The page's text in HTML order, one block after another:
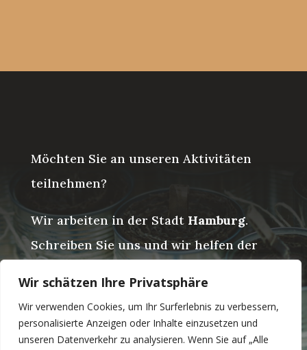
Wir schätzen Ihre Privatsphäre
Wir verwenden Cookies, um Ihr Surferlebnis zu verbessern,
personalisierte Anzeigen oder Inhalte einzusetzen und
unseren Datenverkehr zu analysieren. Wenn Sie auf „Alle
Möchten Sie an unseren Aktivitäten
teilnehmen?
Wir arbeiten in der Stadt Hamburg.
Schreiben Sie uns und wir helfen der